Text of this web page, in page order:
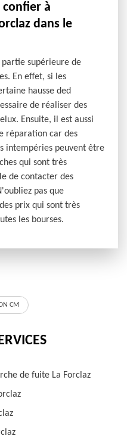
confier à
dans le
supérieure de
En effet, si les
hausse ded
de réaliser des
Ensuite, il est aussi
réparation car des
intempéries peuvent être
qui sont très
de contacter des
pas que
prix qui sont très
les bourses.
CM
de fuite La Forclaz